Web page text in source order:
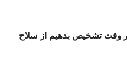
وقت تشخیص بدهیم از سلاح